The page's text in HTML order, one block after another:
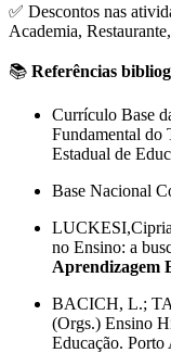
✅ Descontos nas
Academia,
📚 Referências
Currículo Base
Fundamental do
Estadual de
Base Nacional
no Ensino: a
Aprendizagem
BACICH, L.;
(Orgs.) Ensino
Educação. Porto